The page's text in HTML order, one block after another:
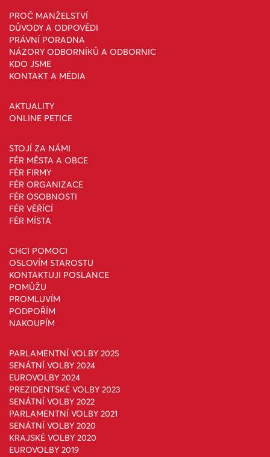
PROČ MANŽELSTVÍ
DŮVODY A ODPOVĚDI
PRÁVNÍ PORADNA
NÁZORY ODBORNÍKŮ A ODBORNIC
KDO JSME
KONTAKT A MÉDIA
AKTUALITY
ONLINE PETICE
STOJÍ ZA NÁMI
FÉR MĚSTA A OBCE
FÉR FIRMY
FÉR ORGANIZACE
FÉR OSOBNOSTI
FÉR VĚŘÍCÍ
FÉR MÍSTA
CHCI POMOCI
OSLOVÍM STAROSTU
KONTAKTUJI POSLANCE
POMŮŽU
PROMLUVÍM
PODPOŘÍM
NAKOUPÍM
PARLAMENTNÍ VOLBY 2025
SENÁTNÍ VOLBY 2024
EUROVOLBY 2024
PREZIDENTSKÉ VOLBY 2023
SENÁTNÍ VOLBY 2022
PARLAMENTNÍ VOLBY 2021
SENÁTNÍ VOLBY 2020
KRAJSKÉ VOLBY 2020
EUROVOLBY 2019